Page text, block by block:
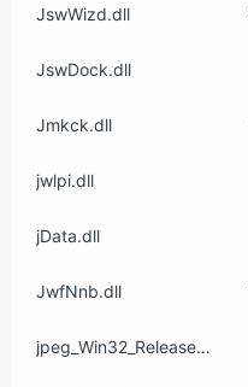
JswWizd.dll
JswDock.dll
Jmkck.dll
jwlpi.dll
jData.dll
JwfNnb.dll
jpeg_Win32_Release_v142.dll